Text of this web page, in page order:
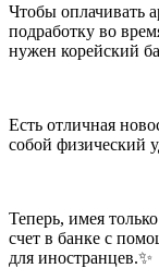
Чтобы оплачивать
подработку во
нужен корейский
Есть отличная
собой физический
Теперь, имея
счет в банке с
для иностранцев.✨